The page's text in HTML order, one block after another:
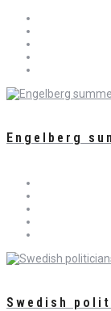
Engelberg
Swedish